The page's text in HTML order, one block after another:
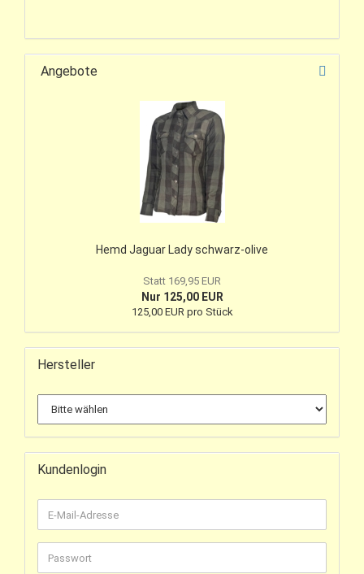
Angebote
Hemd Jaguar Lady schwarz-olive
Statt 169,95 EUR
Nur 125,00 EUR
125,00 EUR pro Stück
Hersteller
Kundenlogin